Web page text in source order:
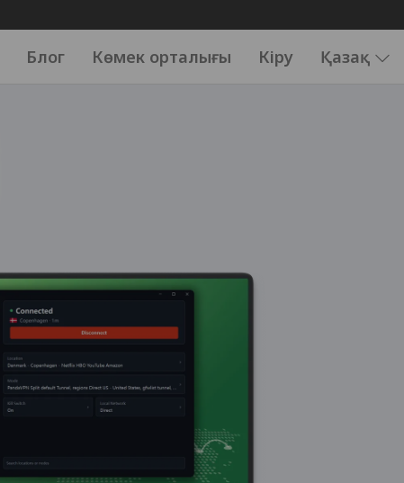
Блог Көмек орталығы Кіру Қазақ